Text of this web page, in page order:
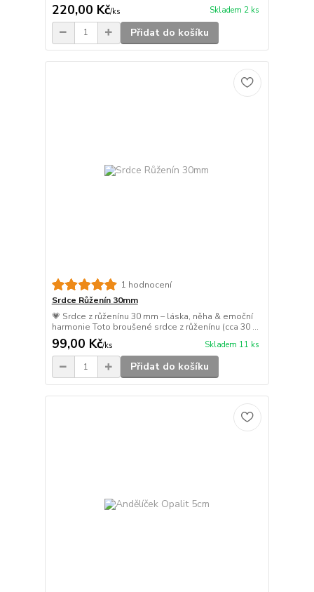
220,00 Kč/ks Skladem 2 ks
Přidat do košíku
1 hodnocení
Srdce Růženín 30mm
💗 Srdce z růženínu 30 mm – láska, něha & emoční
harmonie Toto broušené srdce z růženínu (cca 30 ...
99,00 Kč/ks Skladem 11 ks
Přidat do košíku